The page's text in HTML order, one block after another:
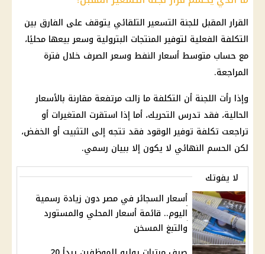
القرار المقبل للجنة التسعير التلقائي يتوقف على الفارق بين
التكلفة الفعلية لتوفير المنتجات البترولية وسعر بيعها محليًا،
مع حساب متوسط أسعار النفط وسعر الصرف خلال فترة
المراجعة.
وإذا رأت اللجنة أن التكلفة ما زالت مرتفعة مقارنة بالأسعار
الحالية، فقد تدرس التحريك، أما إذا استقرت المتغيرات أو
تراجعت تكلفة توفير الوقود فقد تتجه إلى التثبيت أو الخفض،
لكن الحسم النهائي لا يكون إلا ببيان رسمي.
لا يفوتك
أسعار السجائر في مصر دون زيادة رسمية
اليوم.. قائمة أسعار المحلي والمستورد
والتبغ المسخن